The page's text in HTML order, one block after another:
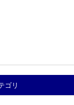
ゴリ